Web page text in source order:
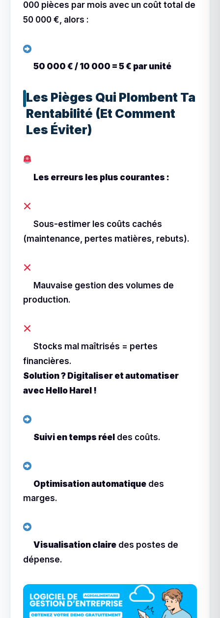
000 pièces par mois avec un coût total de
50 000 €, alors :
50 000 € / 10 000 = 5 € par unité
Les Pièges Qui Plombent Ta
Rentabilité (Et Comment
Les Éviter)
Les erreurs les plus courantes :
Sous-estimer les coûts cachés
(maintenance, pertes matières, rebuts).
Mauvaise gestion des volumes de
production.
Stocks mal maîtrisés = pertes
financières.
Solution ? Digitaliser et automatiser
avec Hello Harel !
Suivi en temps réel des coûts.
Optimisation automatique des
marges.
Visualisation claire des postes de
dépense.